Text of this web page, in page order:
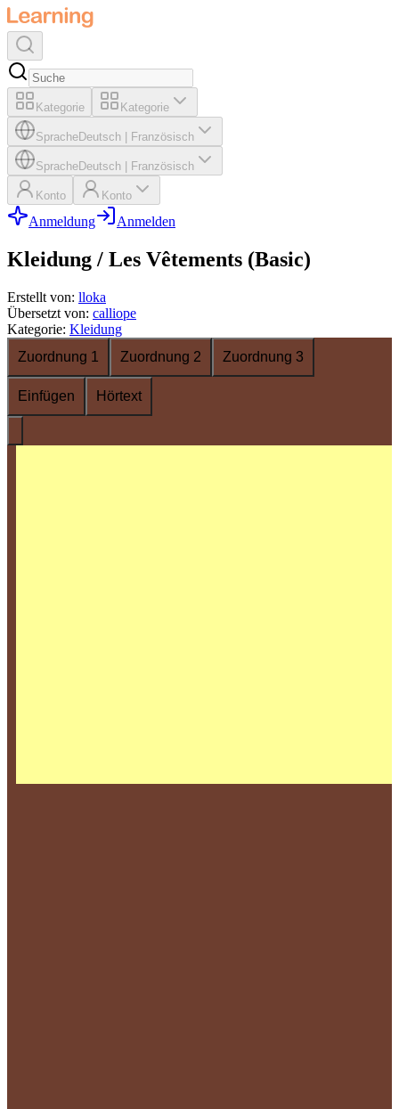
Kategorie Kategorie
SpracheDeutsch Französisch
SpracheDeutsch Französisch
Konto Konto
Anmeldung Anmelden
Kleidung / Les Vêtements (Basic)
Erstellt von: lloka
Übersetzt von: calliope
Kategorie: Kleidung
Zuordnung 1
Zuordnung 2 Zuordnung 3
Einfügen Hörtext